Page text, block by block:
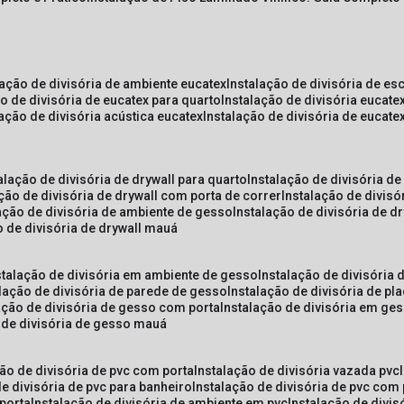
de divisória de ambiente eucatex instalação de divisória de
de divisória de eucatex para quarto instalação de divisória
de divisória acústica eucatex instalação de divisória de
de divisória de drywall para quarto instalação de divisória
de divisória de drywall com porta de correr instalação de
de divisória de ambiente de gesso instalação de divisória de
de divisória de drywall mauá
de divisória em ambiente de gesso instalação de divisória
de divisória de parede de gesso instalação de divisória de
de divisória de gesso com porta instalação de divisória em
de divisória de gesso mauá
de divisória de pvc com porta instalação de divisória vazada pvc
divisória de pvc para banheiro instalação de divisória de pvc